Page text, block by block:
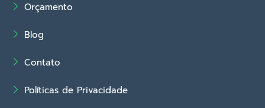
Orçamento
Blog
Contato
Políticas de Privacidade